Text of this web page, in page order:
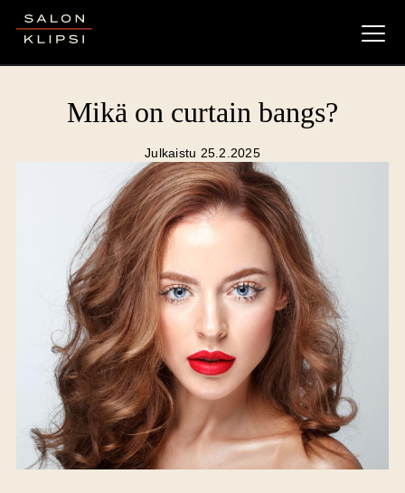
Salon Klipsi
Mikä on curtain bangs?
Julkaistu 25.2.2025